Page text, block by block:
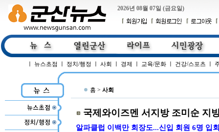
2026년 08월 07일 (금요일)
뉴스초점 정치/행정 사회 경제 교육/문화 건강/스포츠
홈 > 사회
국제와이즈멘 서지방 조미순 지
알파클럽 이백만 회장도...신입 회원 6명 입